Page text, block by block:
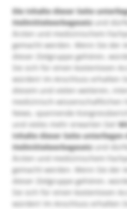
Die Inhalte dieser Seite
Heilmittelwerbegesetzund
Ärzten und medizinischem
gemacht werden. Wenn Sie der
dieser Zielgruppe gehören,
Sie sich für einen kostenlosen
würden! Im Anschluss erhalten
diesem und vielen weiteren,
medizinisch-wissenschaftlichen
News, spannende
und vieles mehr erwarten Sie!
Inhalte dieser Seite unterliegen
Heilmittelwerbegesetzund
Ärzten und medizinischem
gemacht werden. Wenn Sie der
dieser Zielgruppe gehören,
Sie sich für einen kostenlosen
würden! Im Anschluss erhalten